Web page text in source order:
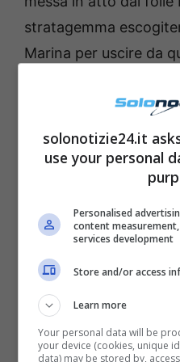
stratagemma
Marina per uscire da
ritenere inspiegabile
compagna ma non ha
essere per andare a
Niko vengono alla
della freddezza con
di petto la questione
motivo per cui il
distanza. Che Niko
solonotizie24.it
use your personal
Personalised
content
services development
Store and/or access
Learn more
Your personal data will be
your device (cookies, unique
data) may be stored by,